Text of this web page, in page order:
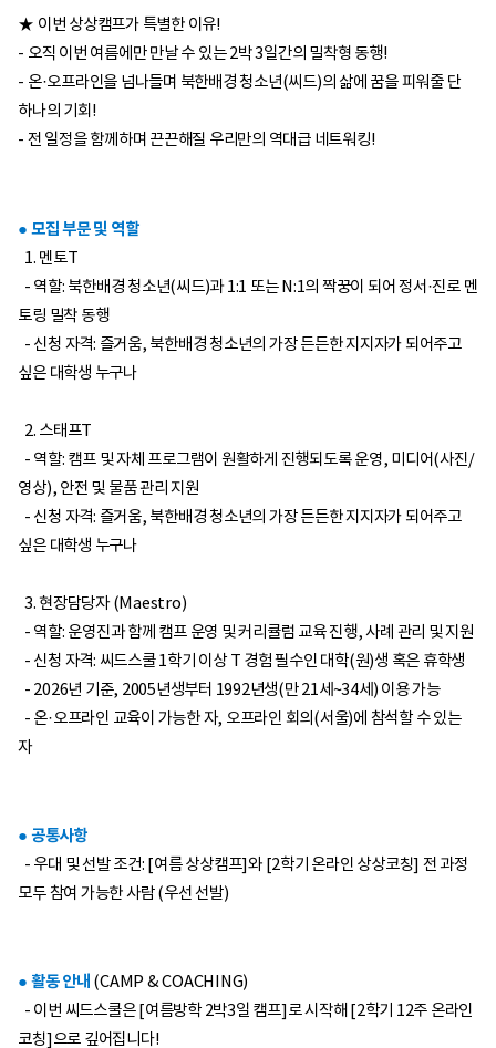
★ 이번 상상캠프가 특별한 이유!
- 오직 이번 여름에만 만날 수 있는 2박 3일간의 밀착형 동행!
- 온·오프라인을 넘나들며 북한배경 청소년(씨드)의 삶에 꿈을 피워줄 단
하나의 기회!
- 전 일정을 함께하며 끈끈해질 우리만의 역대급 네트워킹!
● 모집 부문 및 역할
1. 멘토T
- 역할: 북한배경 청소년(씨드)과 1:1 또는 N:1의 짝꿍이 되어 정서·진로 멘
토링 밀착 동행
- 신청 자격: 즐거움, 북한배경 청소년의 가장 든든한 지지자가 되어주고
싶은 대학생 누구나
2. 스태프T
- 역할: 캠프 및 자체 프로그램이 원활하게 진행되도록 운영, 미디어(사진/
영상), 안전 및 물품 관리 지원
- 신청 자격: 즐거움, 북한배경 청소년의 가장 든든한 지지자가 되어주고
싶은 대학생 누구나
3. 현장담당자 (Maestro)
- 역할: 운영진과 함께 캠프 운영 및 커리큘럼 교육 진행, 사례 관리 및 지원
- 신청 자격: 씨드스쿨 1학기 이상 T 경험 필수인 대학(원)생 혹은 휴학생
- 2026년 기준, 2005년생부터 1992년생(만 21세~34세) 이용 가능
- 온·오프라인 교육이 가능한 자, 오프라인 회의(서울)에 참석할 수 있는
자
● 공통사항
- 우대 및 선발 조건: [여름 상상캠프]와 [2학기 온라인 상상코칭] 전 과정
모두 참여 가능한 사람 (우선 선발)
● 활동 안내 (CAMP & COACHING)
- 이번 씨드스쿨은 [여름방학 2박3일 캠프]로 시작해 [2학기 12주 온라인
코칭]으로 깊어집니다!